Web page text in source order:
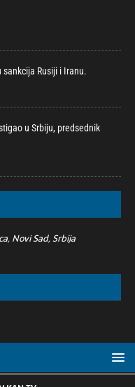
Rusiji i Iranu.
u Srbiju, predsednik
Novi Sad, Srbija